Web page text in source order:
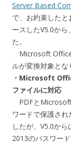
Server Based
で、お約束した
ースしたV5.0か
た。
Microsoft Office
ルが変換対象とな
・Microsoft
ファイルに対応
PDFと
ワードで保護さ
したが、V5.0か
2013のパスワー